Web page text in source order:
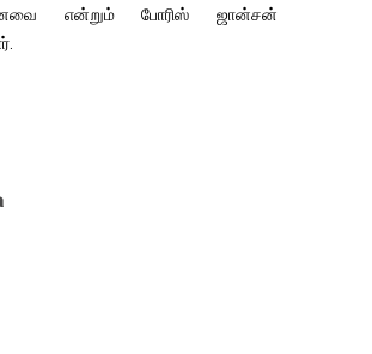
என்றும் போரிஸ் ஜான்சன்